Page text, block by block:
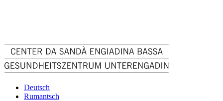
Deutsch
Rumantsch